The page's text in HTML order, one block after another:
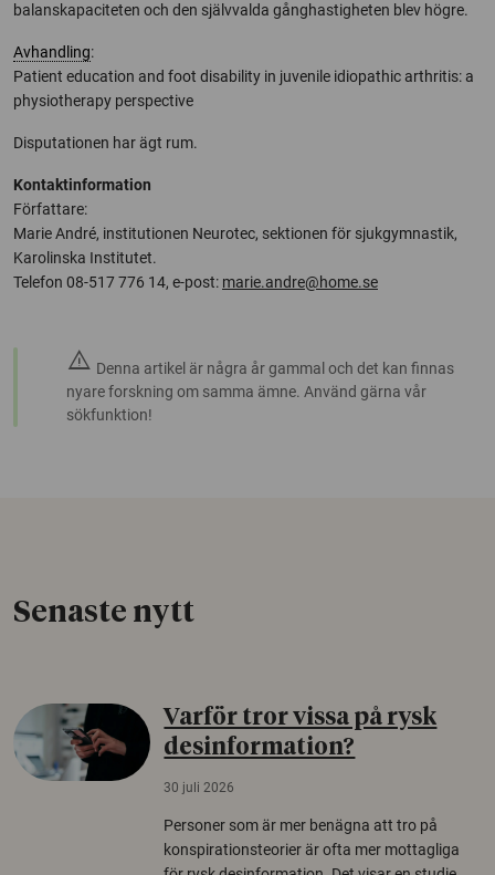
balanskapaciteten och den självvalda gånghastigheten blev högre.
Avhandling:
Patient education and foot disability in juvenile idiopathic arthritis: a
physiotherapy perspective
Disputationen har ägt rum.
Kontaktinformation
Författare:
Marie André, institutionen Neurotec, sektionen för sjukgymnastik,
Karolinska Institutet.
Telefon 08-517 776 14, e-post: marie.andre@home.se
warning Denna artikel är några år gammal och det kan finnas
nyare forskning om samma ämne. Använd gärna vår
sökfunktion!
Senaste nytt
Varför tror vissa på rysk
desinformation?
30 juli 2026
Personer som är mer benägna att tro på
konspirationsteorier är ofta mer mottagliga